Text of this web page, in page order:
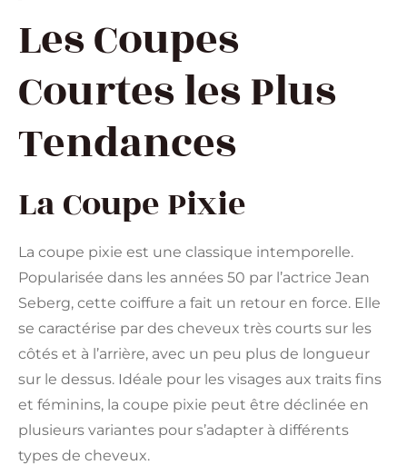
Les Coupes
Courtes les Plus
Tendances
La Coupe Pixie
La coupe pixie est une classique intemporelle.
Popularisée dans les années 50 par l’actrice Jean
Seberg, cette coiffure a fait un retour en force. Elle
se caractérise par des cheveux très courts sur les
côtés et à l’arrière, avec un peu plus de longueur
sur le dessus. Idéale pour les visages aux traits fins
et féminins, la coupe pixie peut être déclinée en
plusieurs variantes pour s’adapter à différents
types de cheveux​.